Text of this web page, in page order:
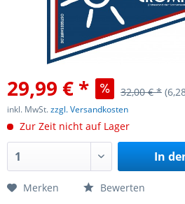
29,99 € * 32,00 € *
inkl. MwSt.zzgl. Versandkosten
Zur Zeit nicht auf Lager
In
Merken Bewerten